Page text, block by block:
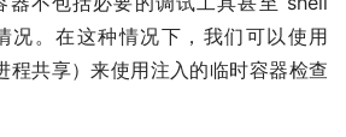
况。在这种情况下，我们可以使用
程共享）来使用注入的临时容器检查